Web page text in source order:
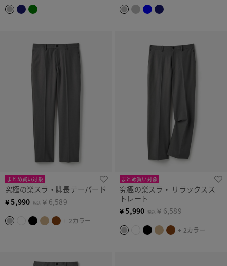
まとめ買い対象
究極の楽スラ・脚長テーパード
¥5,990 税込 ￥6,589
+ 2カラー
まとめ買い対象
究極の楽スラ・ リラックスス
トレート
¥5,990 税込 ￥6,589
+ 2カラー